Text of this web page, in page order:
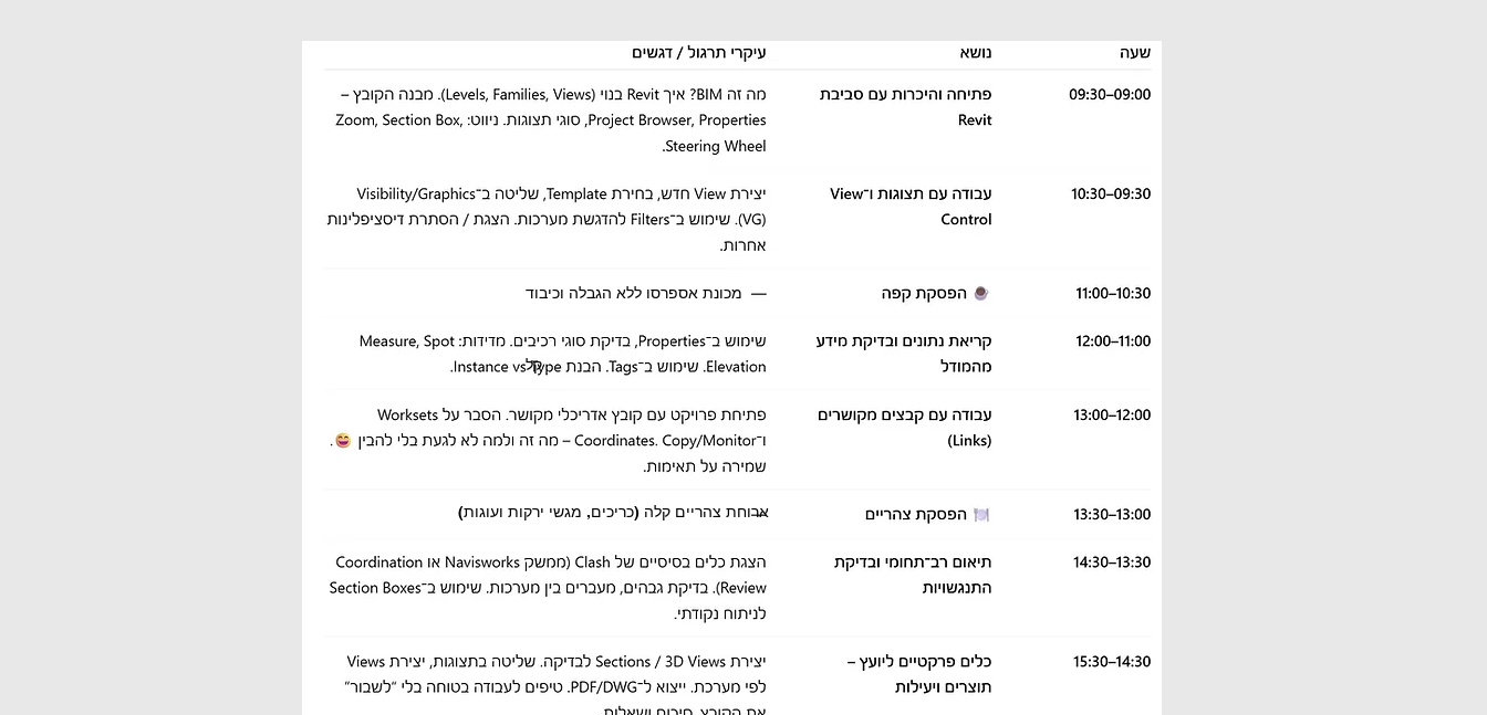
ארוחת צהריים קלה (כריכים, מגשי ירקות ועוגות)
מכונת אספרסו ללא הגבלה וכיבוד
קל